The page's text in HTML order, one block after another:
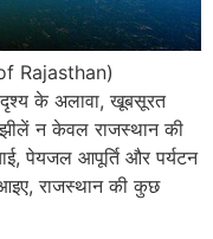
Rajasthan)
के अलावा, खूबसूरत
न केवल राजस्थान की
पेयजल आपूर्ति और पर्यटन
आइए, राजस्थान की कुछ